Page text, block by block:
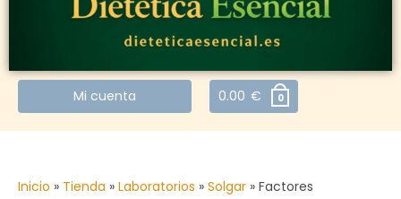
Mi cuenta 0.00 € 0
Inicio » Tienda » Laboratorios » Solgar » Factores